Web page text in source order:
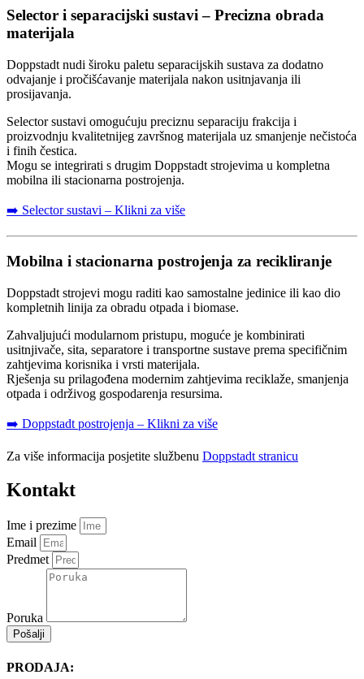
Selector i separacijski sustavi – Precizna obrada
materijala
Doppstadt nudi široku paletu separacijskih sustava za dodatno
odvajanje i pročišćavanje materijala nakon usitnjavanja ili
prosijavanja.
Selector sustavi omogućuju preciznu separaciju frakcija i
proizvodnju kvalitetnijeg završnog materijala uz smanjenje nečistoća
i finih čestica.
Mogu se integrirati s drugim Doppstadt strojevima u kompletna
mobilna ili stacionarna postrojenja.
➡️ Selector sustavi – Klikni za više
Mobilna i stacionarna postrojenja za recikliranje
Doppstadt strojevi mogu raditi kao samostalne jedinice ili kao dio
kompletnih linija za obradu otpada i biomase.
Zahvaljujući modularnom pristupu, moguće je kombinirati
usitnjivače, sita, separatore i transportne sustave prema specifičnim
zahtjevima korisnika i vrsti materijala.
Rješenja su prilagođena modernim zahtjevima reciklaže, smanjenja
otpada i održivog gospodarenja resursima.
➡️ Doppstadt postrojenja – Klikni za više
Za više informacija posjetite službenu Doppstadt stranicu
Kontakt
Ime i prezime
Email
Predmet
Poruka
Pošalji
PRODAJA: